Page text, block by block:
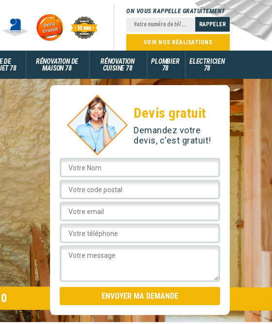
ON VOUS RAPPELLE GRATUITEMENT
VOIR NOS RÉALISATIONS
DE
78
RÉNOVATION DE
MAISON 78
RÉNOVATION
CUISINE 78
PLOMBIER
78
ELECTRICIEN
78
Devis gratuit
Demandez votre
devis, c'est gratuit!